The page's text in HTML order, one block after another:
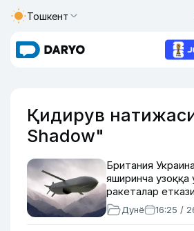
Тошкент
Қидирув
Shadow"
Британия
яширинча узоққа
ракеталар
Дунё 16:25 /